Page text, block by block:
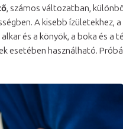
, számos változatban,
A kisebb ízületekhez,
és a könyök, a boka és
esetében használható.